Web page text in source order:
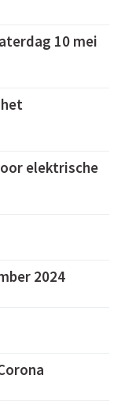
10 mei
elektrische
2024